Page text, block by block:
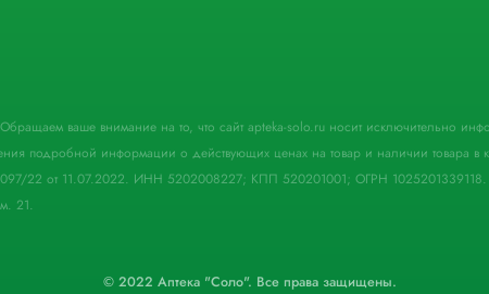
Обращаем ваше внимание на то, что сайт apteka-solo.ru носит исключительно
подробной информации о действующих ценах на товар и наличии товара в
22 от 11.07.2022. ИНН 5202008227; КПП 520201001; ОГРН 1025201339118.
21.
© 2022 Аптека "Соло". Все права защищены.